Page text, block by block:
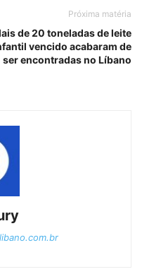
Próxima matéria
de 20 toneladas de leite
vencido acabaram de
ser encontradas no Líbano